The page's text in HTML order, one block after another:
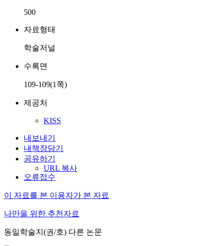
500
자료형태
학술저널
수록면
109-109(1쪽)
제공처
KISS
내보내기
내책장담기
공유하기
URL 복사
오류접수
이 자료를 본 이용자가 본 자료
나만을 위한 추천자료
동일학술지(권/호) 다른 논문